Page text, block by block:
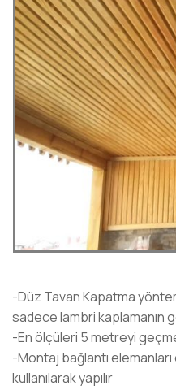
-Düz Tavan Kapatma
sadece lambri kaplamanın
-En ölçüleri 5 metreyi
-Montaj bağlantı
kullanılarak yapılır